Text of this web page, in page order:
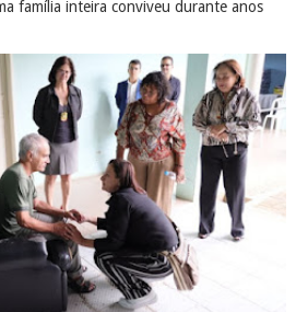
família inteira conviveu durante anos